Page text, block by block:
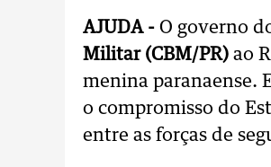
AJUDA - O governo
Militar (CBM/PR) ao
menina paranaense.
o compromisso do
entre as forças de